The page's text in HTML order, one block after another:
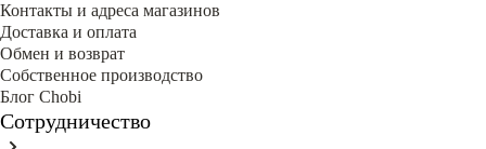
Контакты и адреса магазинов
Доставка и оплата
Обмен и возврат
Собственное производство
Блог Сhobi
Сотрудничество